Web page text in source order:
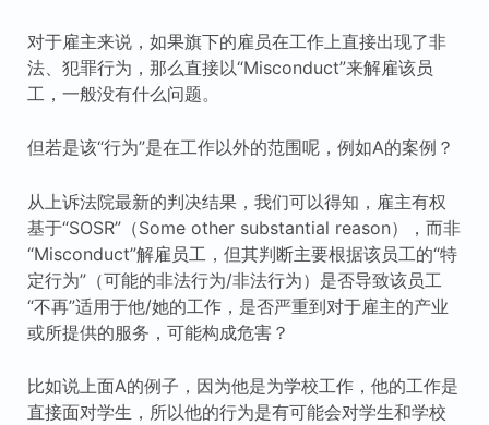
对于雇主来说，如果旗下的雇员在工作上直接出现了非
法、犯罪行为，那么直接以“Misconduct”来解雇该员
工，一般没有什么问题。
但若是该“行为”是在工作以外的范围呢，例如A的案例？
从上诉法院最新的判决结果，我们可以得知，雇主有权
基于“SOSR”（Some other substantial reason），而非
“Misconduct”解雇员工，但其判断主要根据该员工的“特
定行为”（可能的非法行为/非法行为）是否导致该员工
“不再”适用于他/她的工作，是否严重到对于雇主的产业
或所提供的服务，可能构成危害？
比如说上面A的例子，因为他是为学校工作，他的工作是
直接面对学生，所以他的行为是有可能会对学生和学校